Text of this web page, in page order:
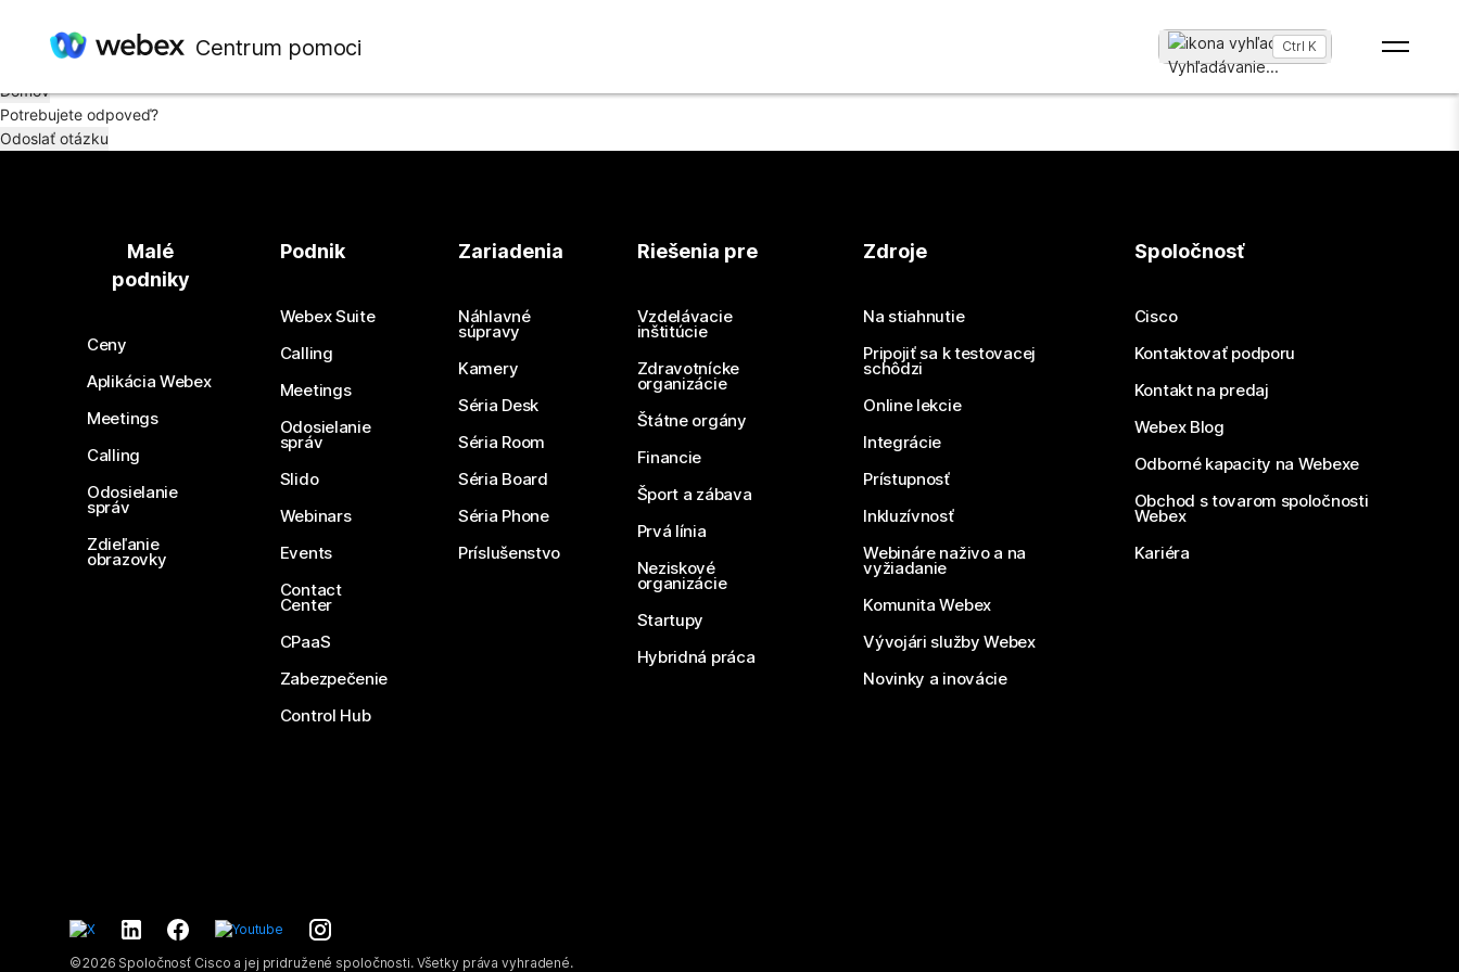
Centrum pomoci
Vyhľadávanie...
Ctrl K
Skúste domovskú stránku alebo hľadajte znova.
Domov
Potrebujete odpoveď?
Odoslať otázku
Malé
podniky
Ceny
Aplikácia Webex
Meetings
Calling
Odosielanie
správ
Zdieľanie
obrazovky
Podnik
Webex Suite
Calling
Meetings
Odosielanie
správ
Slido
Webinars
Events
Contact
Center
CPaaS
Zabezpečenie
Control Hub
Zariadenia
Náhlavné
súpravy
Kamery
Séria Desk
Séria Room
Séria Board
Séria Phone
Príslušenstvo
Riešenia pre
Vzdelávacie
inštitúcie
Zdravotnícke
organizácie
Štátne orgány
Financie
Šport a zábava
Prvá línia
Neziskové
organizácie
Startupy
Hybridná práca
Zdroje
Na stiahnutie
Pripojiť sa k testovacej
schôdzi
Online lekcie
Integrácie
Prístupnosť
Inkluzívnosť
Webináre naživo a na
vyžiadanie
Komunita Webex
Vývojári služby Webex
Novinky a inovácie
Spoločnosť
Cisco
Kontaktovať podporu
Kontakt na predaj
Webex Blog
Odborné kapacity na Webexe
Obchod s tovarom spoločnosti
Webex
Kariéra
©2026 Spoločnosť Cisco a jej pridružené spoločnosti. Všetky práva vyhradené.